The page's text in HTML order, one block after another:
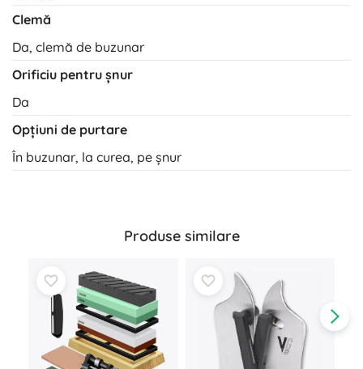
Clemă
Da, clemă de buzunar
Orificiu pentru șnur
Da
Opțiuni de purtare
În buzunar, la curea, pe șnur
Produse similare